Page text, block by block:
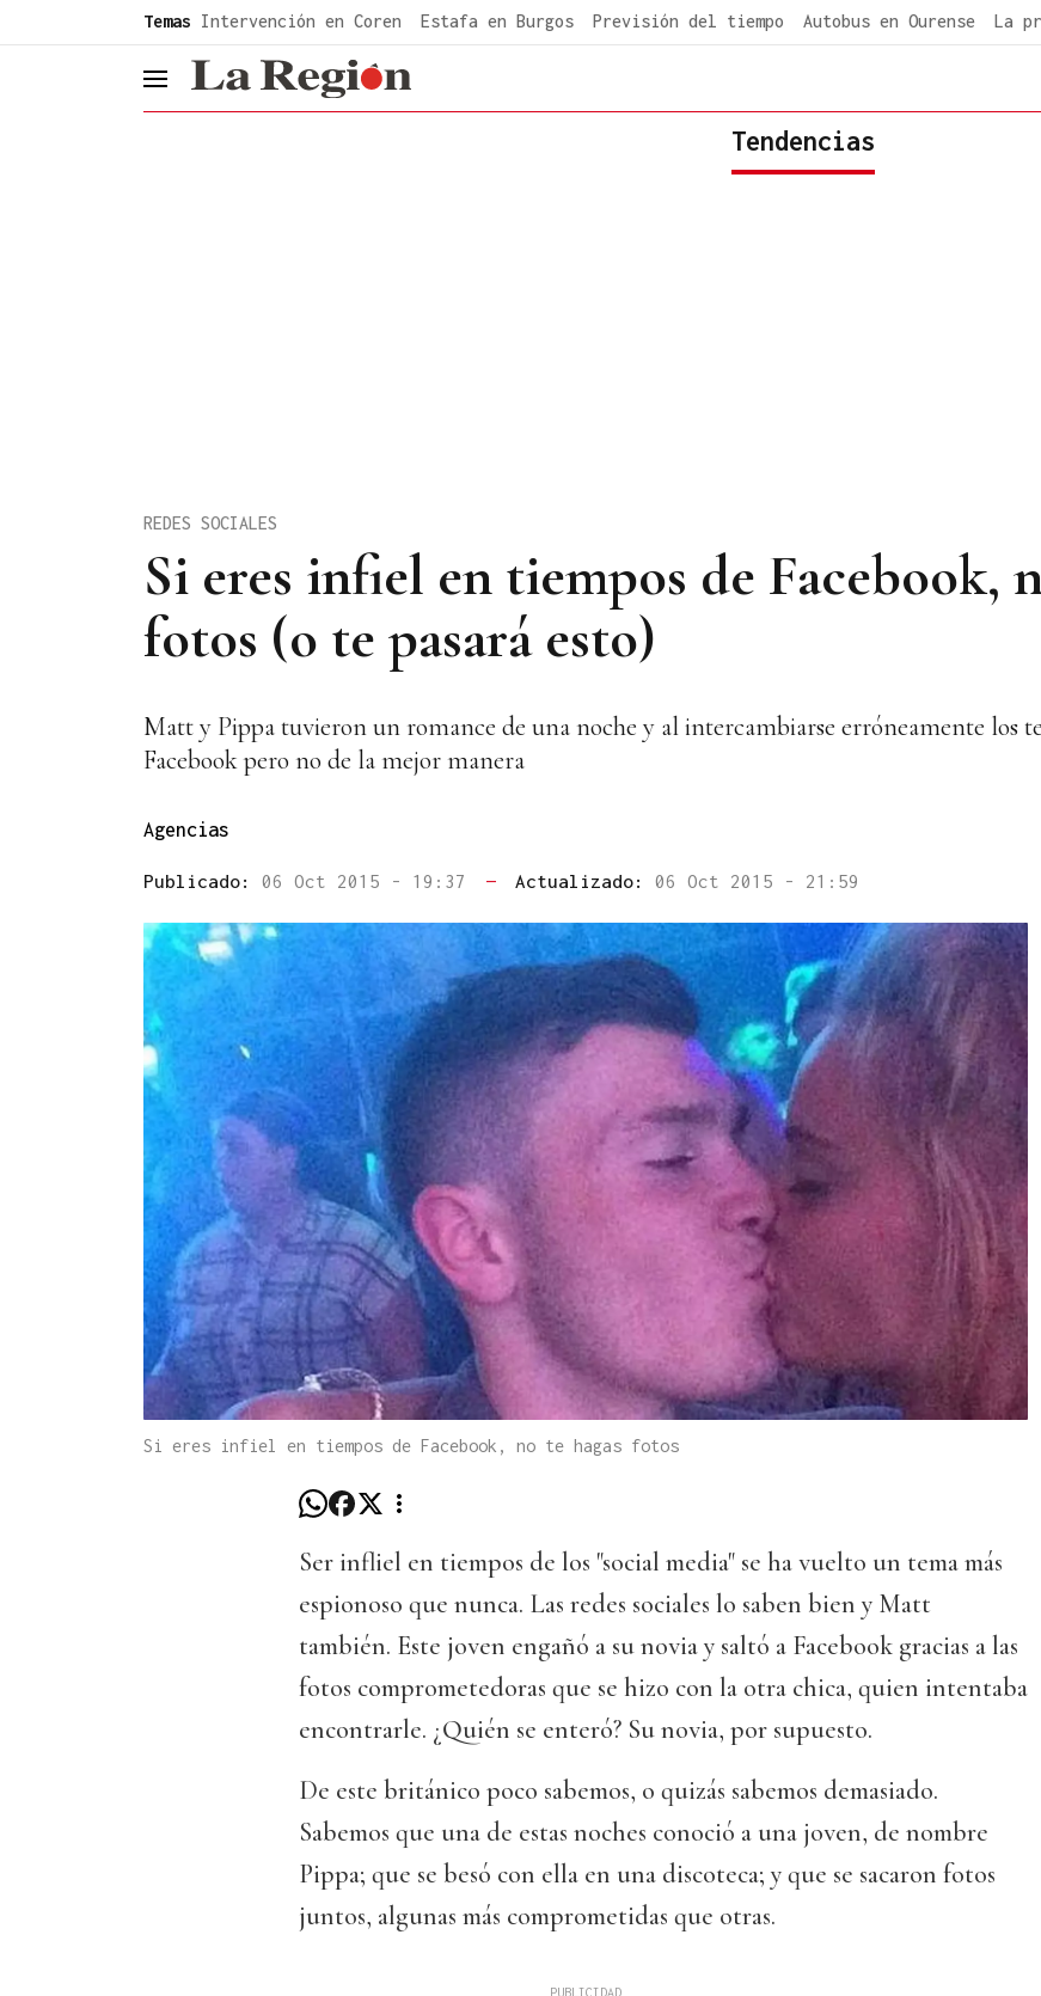
Temas Intervención en Coren Estafa en Burgos Previsión del tiempo Autobus en Ourense La
header.menu.open
Tendencias
Si eres infiel en tiempos de Facebook,
fotos (o te pasará esto)
REDES SOCIALES
Matt y Pippa tuvieron un romance de una noche y al intercambiarse erróneamente los
Facebook pero no de la mejor manera
Agencias
Publicado: 06 Oct 2015 - 19:37 — Actualizado: 06 Oct 2015 - 21:59
Si eres infiel en tiempos de Facebook, no te hagas fotos
Ser infliel en tiempos de los "social media" se ha vuelto un tema más
espionoso que nunca. Las redes sociales lo saben bien y Matt
también. Este joven engañó a su novia y saltó a Facebook gracias a las
fotos comprometedoras que se hizo con la otra chica, quien intentaba
encontrarle. ¿Quién se enteró? Su novia, por supuesto.
De este británico poco sabemos, o quizás sabemos demasiado.
Sabemos que una de estas noches conoció a una joven, de nombre
Pippa; que se besó con ella en una discoteca; y que se sacaron fotos
juntos, algunas más comprometidas que otras.